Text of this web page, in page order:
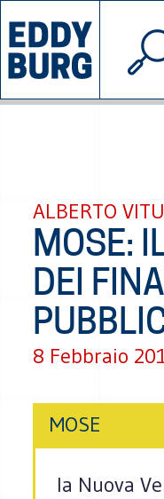
INIZIATIVE
©
ALBERTO
MOSE:
DEI
8 Febbraio
MOSE
la Nuova